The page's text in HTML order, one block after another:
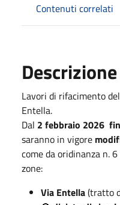
Contenuti correlati
Descrizione
Lavori di rifacimento
Entella.
Dal 2 febbraio 2026
saranno in vigore
come da oridinanza n.
zone:
Via Entella(tratto